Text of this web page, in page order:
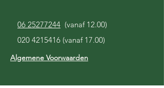
06 25277244 (vanaf 12.00)
020 4215416 (vanaf 17.00)
Algemene Voorwaarden